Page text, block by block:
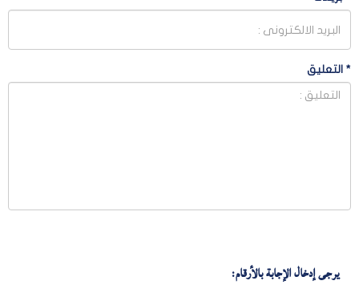
* التعليق
يرجى إدخال الإجابة بالأرقام: